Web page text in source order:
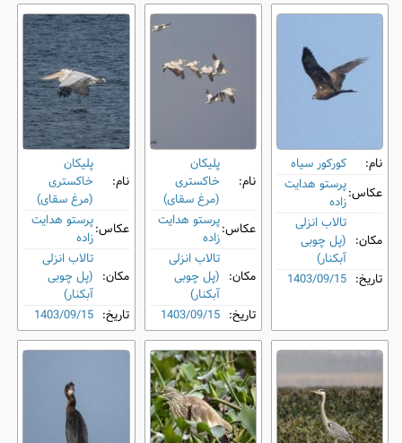
نام:
کورکور سیاه
عکاس:پرستو هدایت
زاده
مکان:
تالاب انزلی
(پل چوبی
آبکنار)
تاریخ: 1403/09/15
نام:
پلیکان
خاکستری
(مرغ سقای)
عکاس:پرستو هدایت
زاده
مکان:
تالاب انزلی
(پل چوبی
آبکنار)
تاریخ: 1403/09/15
نام:
پلیکان
خاکستری
(مرغ سقای)
عکاس:پرستو هدایت
زاده
مکان:
تالاب انزلی
(پل چوبی
آبکنار)
تاریخ: 1403/09/15